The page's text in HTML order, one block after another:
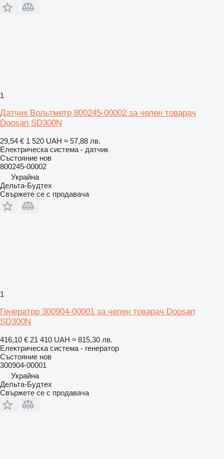
1
Датчик Вольтметр 800245-00002 за челен товарач
Doosan SD300N
29,54 € 1 520 UAH ≈ 57,88 лв.
Електрическа система - датчик
Състояние нов
800245-00002
Украйна
Дельта-Будтех
Свържете се с продавача
1
Генератор 300904-00001 за челен товарач Doosan
SD300N
416,10 € 21 410 UAH ≈ 815,30 лв.
Електрическа система - генератор
Състояние нов
300904-00001
Украйна
Дельта-Будтех
Свържете се с продавача